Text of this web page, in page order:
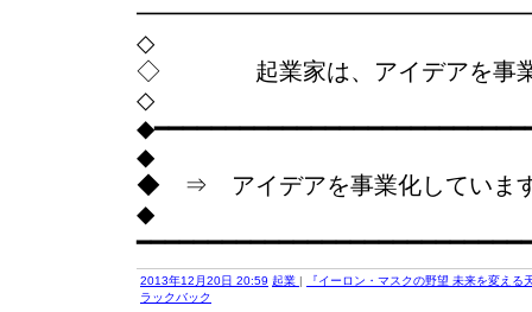
◇
◇ 起業家は、アイデアを事業
◇
◆
◆ ⇒ アイデアを事業化していま
◆
2013年12月20日 20:59 起業 |
『イーロン・マスクの野望 未来を変える
ラックバック